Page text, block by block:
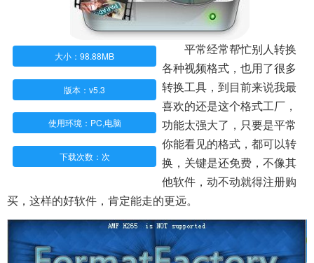
大小：98.88MB
版本：v5.3
使用环境：PC,电脑
下载次数： 次
平常经常帮忙别人转换
各种视频格式，也用了很多
转换工具，到目前来说我最
喜欢的还是这个格式工厂，
功能太强大了，只要是平常
你能看见的格式，都可以转
换，关键是还免费，不像其
他软件，动不动就得注册购
买，这样的好软件，肯定能走的更远。